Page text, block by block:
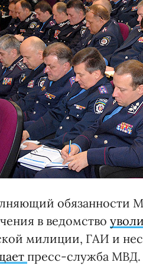
обязанности
в ведомство
милиции, ГАИ и
пресс-служба МВД.